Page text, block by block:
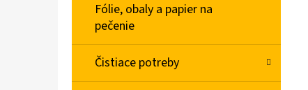
Fólie, obaly a papier na
pečenie
Čistiace potreby